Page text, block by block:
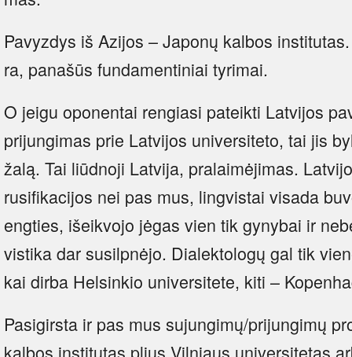
Pa­vyz­dys iš Azi­jos – Ja­po­nų kal­bos
ra, pa­na­šūs fun­da­men­ti­niai ty­ri­mai.
O jei­gu opo­nen­tai ren­gia­si pa­teik­ti Lat­vi­jos
pri­jun­gi­mas prie Lat­vi­jos uni­ver­si­te­to, tai jis
ža­lą. Tai liūd­no­ji Lat­vi­ja, pra­lai­mė­ji­mas.
ru­si­fi­ka­ci­jos nei pas mus, ling­vis­tai vi­sa­da
eng­ties, iš­eik­vo­jo jė­gas vien tik gy­ny­bai ir
vis­ti­ka dar su­silp­nė­jo. Dia­lek­to­lo­gų gal tik
kai dir­ba Hel­sin­kio uni­ver­si­te­te, ki­ti –
Pa­si­girs­ta ir pas mus su­jun­gi­mų/p­ri­jun­gi­mų
kal­bos ins­ti­tu­tas plius Vil­niaus uni­ver­si­te­tas